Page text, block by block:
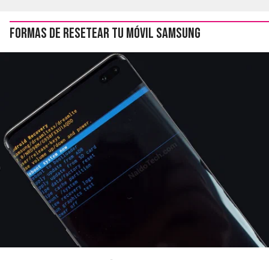
Formas de resetear tu móvil Samsung